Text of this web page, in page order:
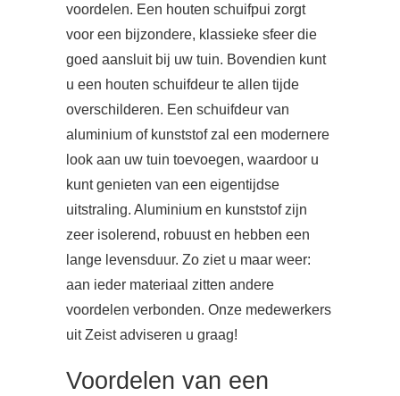
voordelen. Een houten schuifpui zorgt
voor een bijzondere, klassieke sfeer die
goed aansluit bij uw tuin. Bovendien kunt
u een houten schuifdeur te allen tijde
overschilderen. Een schuifdeur van
aluminium of kunststof zal een modernere
look aan uw tuin toevoegen, waardoor u
kunt genieten van een eigentijdse
uitstraling. Aluminium en kunststof zijn
zeer isolerend, robuust en hebben een
lange levensduur. Zo ziet u maar weer:
aan ieder materiaal zitten andere
voordelen verbonden. Onze medewerkers
uit Zeist adviseren u graag!
Voordelen van een